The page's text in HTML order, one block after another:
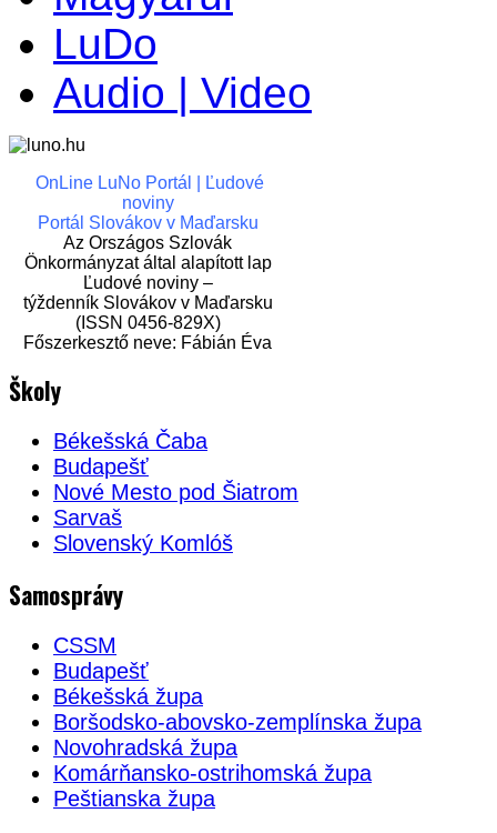
LuDo
Audio | Video
OnLine LuNo Portál | Ľudové
noviny
Portál Slovákov v Maďarsku
Az Országos Szlovák
Önkormányzat által alapított lap
Ľudové noviny –
týždenník Slovákov v Maďarsku
(ISSN 0456-829X)
Főszerkesztő neve: Fábián Éva
Školy
Békešská Čaba
Budapešť
Nové Mesto pod Šiatrom
Sarvaš
Slovenský Komlóš
Samosprávy
CSSM
Budapešť
Békešská župa
Boršodsko-abovsko-zemplínska župa
Novohradská župa
Komárňansko-ostrihomská župa
Peštianska župa